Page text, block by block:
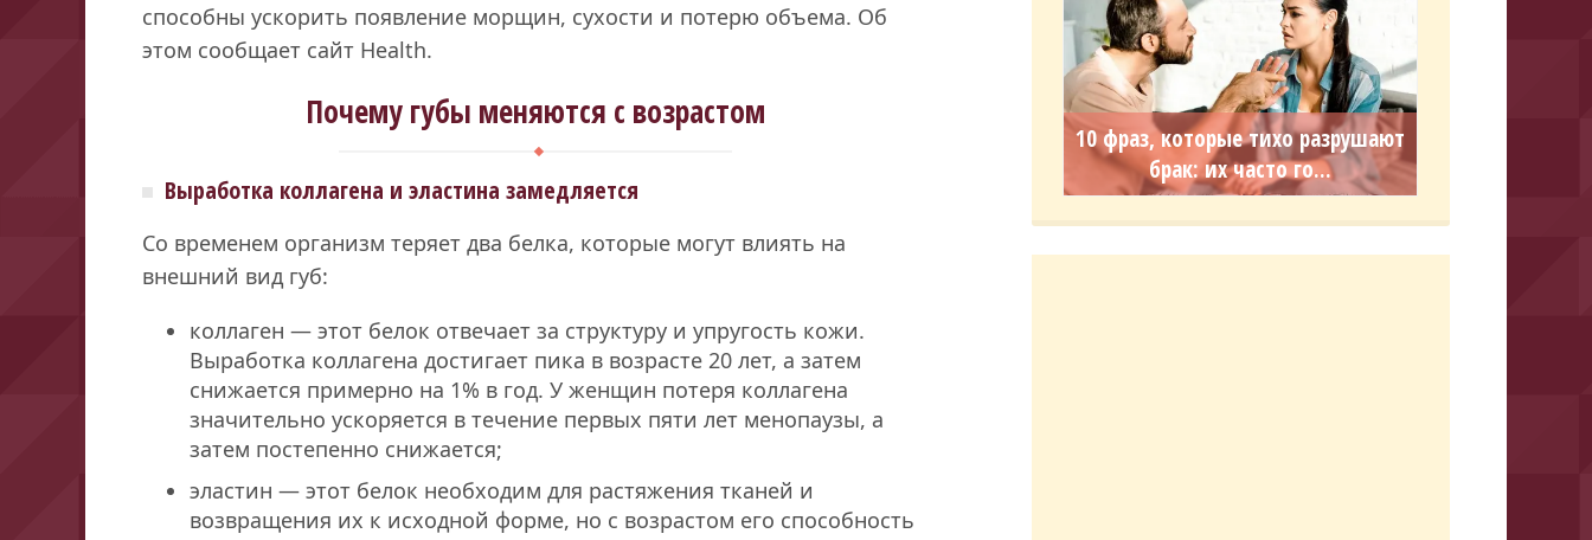
способны ускорить появление морщин, сухости и потерю объема. Об
этом сообщает сайт Нealth.
Почему губы меняются с возрастом
Выработка коллагена и эластина замедляется
Со временем организм теряет два белка, которые могут влиять на
внешний вид губ:
коллаген — этот белок отвечает за структуру и упругость кожи.
Выработка коллагена достигает пика в возрасте 20 лет, а затем
снижается примерно на 1% в год. У женщин потеря коллагена
значительно ускоряется в течение первых пяти лет менопаузы, а
затем постепенно снижается;
эластин — этот белок необходим для растяжения тканей и
возвращения их к исходной форме, но с возрастом его способность
10 фраз, которые тихо разрушают
брак: их часто го...